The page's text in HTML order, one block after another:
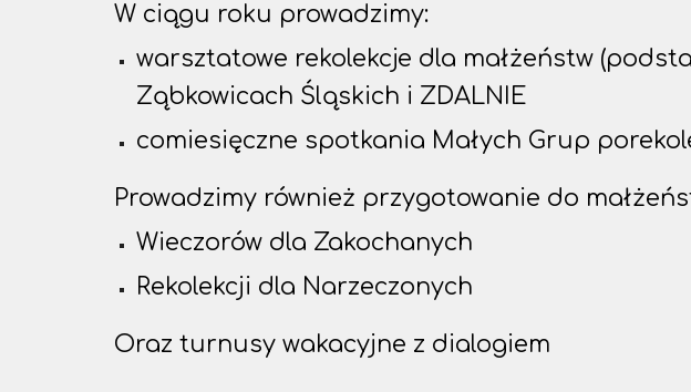
W ciągu roku prowadzimy:
warsztatowe rekolekcje dla małżeństw
Ząbkowicach Śląskich i ZDALNIE
comiesięczne spotkania Małych Grup
Prowadzimy również przygotowanie do
Wieczorów dla Zakochanych
Rekolekcji dla Narzeczonych
Oraz turnusy wakacyjne z dialogiem